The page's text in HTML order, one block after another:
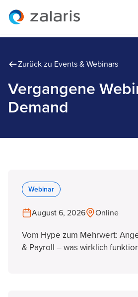
Zurück zu Events & Webinars
Vergangene
Demand
Webinar
August 6, 2026 Online
Vom Hype zum Mehrwert:
& Payroll – was wirklich